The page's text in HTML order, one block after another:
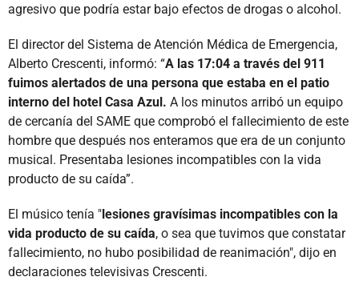
agresivo que podría estar bajo efectos de drogas o alcohol.
El director del Sistema de Atención Médica de Emergencia,
Alberto Crescenti, informó: “A las 17:04 a través del 911
fuimos alertados de una persona que estaba en el patio
interno del hotel Casa Azul. A los minutos arribó un equipo
de cercanía del SAME que comprobó el fallecimiento de este
hombre que después nos enteramos que era de un conjunto
musical. Presentaba lesiones incompatibles con la vida
producto de su caída”.
El músico tenía "lesiones gravísimas incompatibles con la
vida producto de su caída, o sea que tuvimos que constatar
fallecimiento, no hubo posibilidad de reanimación", dijo en
declaraciones televisivas Crescenti.